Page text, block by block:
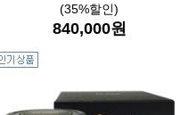
(35%할인)
840,000원